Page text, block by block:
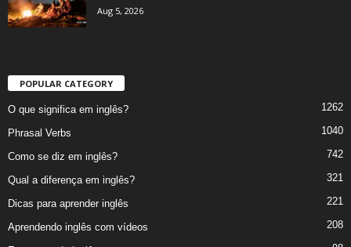
Aug 5, 2026
POPULAR CATEGORY
O que significa em inglês? 1262
Phrasal Verbs 1040
Como se diz em inglês? 742
Qual a diferença em inglês? 321
Dicas para aprender inglês 221
Aprendendo inglês com vídeos 208